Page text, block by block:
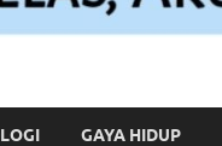
GAYA HIDUP